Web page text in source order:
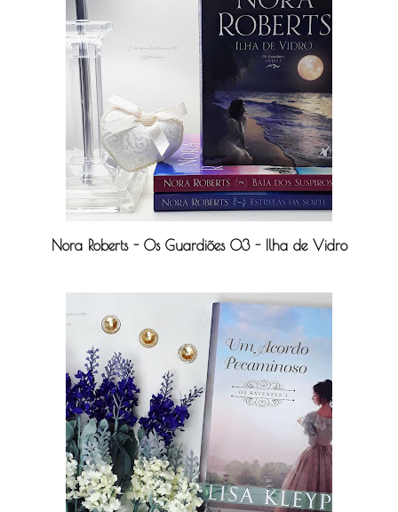
Nora Roberts - Os Guardiões 03 - Ilha de Vidro